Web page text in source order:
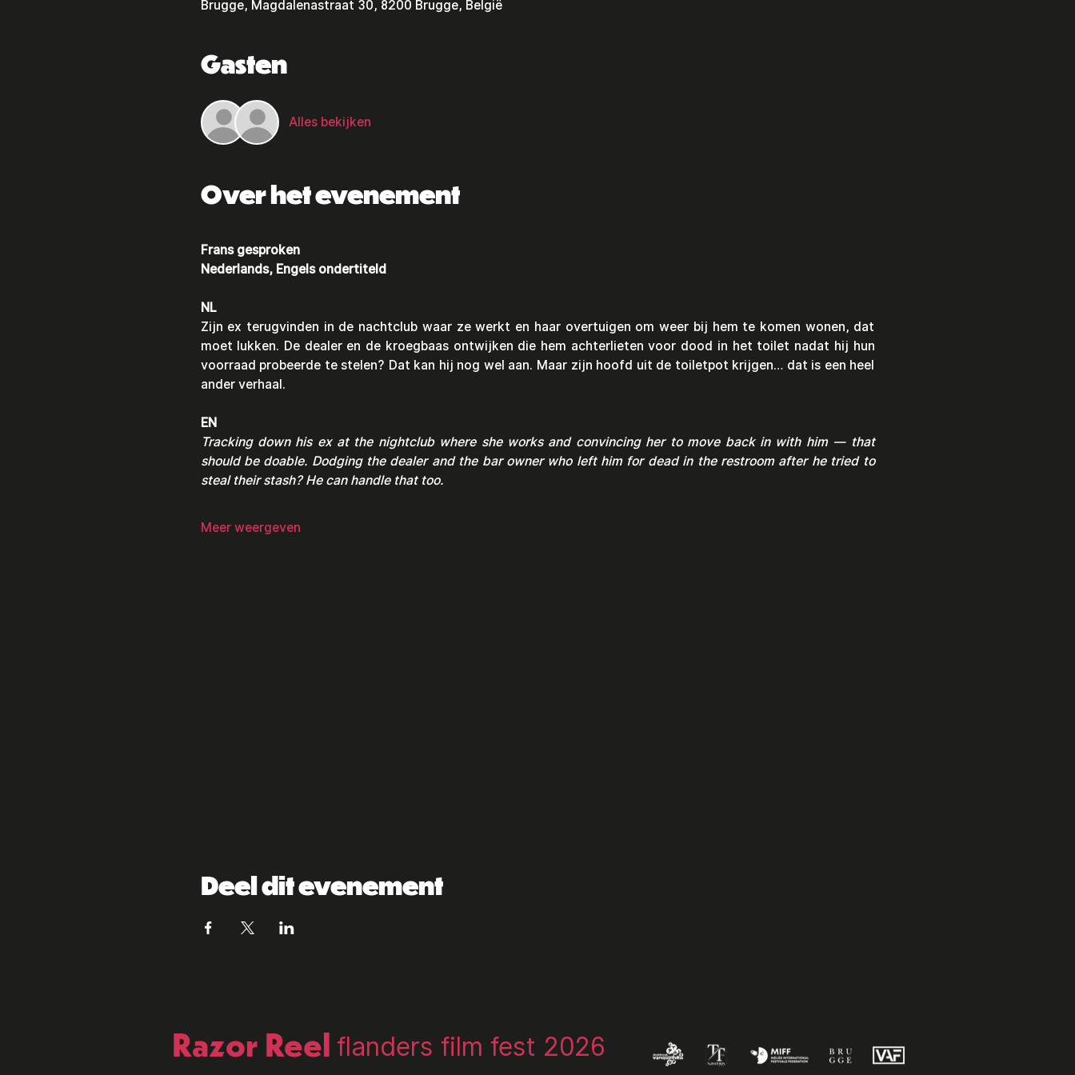
Brugge, Magdalenastraat 30, 8200 Brugge, België
Gasten
Alles bekijken
Over het evenement
Frans gesproken
Nederlands, Engels ondertiteld
NL
Zijn ex terugvinden in de nachtclub waar ze werkt en haar overtuigen om weer bij hem te komen wonen, dat
moet lukken. De dealer en de kroegbaas ontwijken die hem achterlieten voor dood in het toilet nadat hij hun
voorraad probeerde te stelen? Dat kan hij nog wel aan. Maar zijn hoofd uit de toiletpot krijgen… dat is een heel
ander verhaal.
EN
Tracking down his ex at the nightclub where she works and convincing her to move back in with him — that
should be doable. Dodging the dealer and the bar owner who left him for dead in the restroom after he tried to
steal their stash? He can handle that too.
Meer weergeven
Deel dit evenement
Razor Reel flanders film fest 2026